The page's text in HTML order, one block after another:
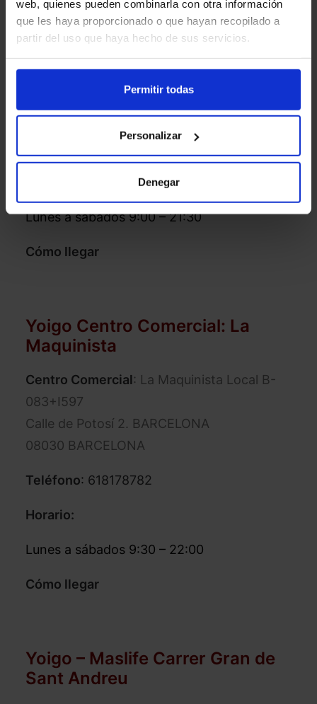
web, quienes pueden combinarla con otra información
que les haya proporcionado o que hayan recopilado a
partir del uso que haya hecho de sus servicios.
Permitir todas
Personalizar
Denegar
Yoigo L’illa Diagonal
Avenida Diagonal 617. BARCELONA
08028 BARCELONA
Lunes a sábados 9:00 – 21:30
Cómo llegar
Yoigo Centro Comercial: La
Maquinista
Centro Comercial: La Maquinista Local B-
083+I597
Calle de Potosí 2. BARCELONA
08030 BARCELONA
Teléfono: 618178782
Horario:
Lunes a sábados 9:30 – 22:00
Cómo llegar
Yoigo – Maslife Carrer Gran de
Sant Andreu